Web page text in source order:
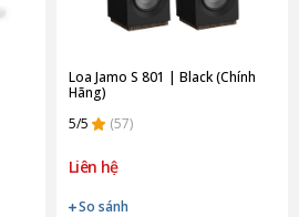
Loa Jamo S 801 | Black (Chính
Hãng)
5/5
(57)
Liên hệ
So sánh